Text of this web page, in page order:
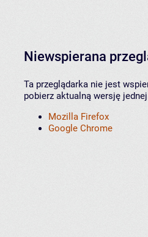
Niewspierana
Ta przeglądarka nie jest
pobierz aktualną wersję
Mozilla Firefox
Google Chrome